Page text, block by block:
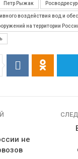
Петр Рыжак
воздействия вод и
на территории
не